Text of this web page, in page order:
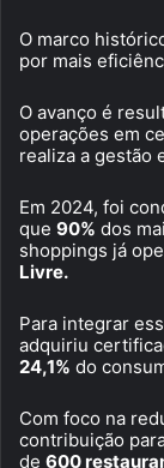
O marco
por mais
O avanço é
operações em
realiza a gestão
Em 2024, foi
que 90% dos
shoppings já
Livre.
Para integrar
adquiriu
24,1% do
Com foco na
contribuição
de 600